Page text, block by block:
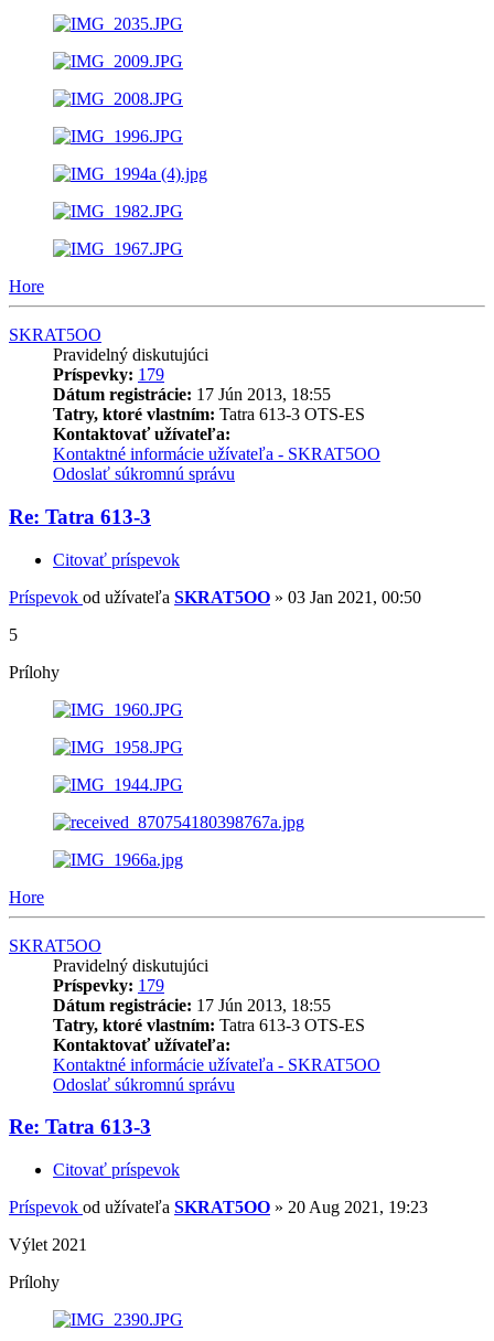
Hore
SKRAT5OO
Pravidelný diskutujúci
Príspevky: 179
Dátum registrácie: 17 Jún 2013, 18:55
Tatry, ktoré vlastním: Tatra 613-3 OTS-ES
Kontaktovať užívateľa:
Kontaktné informácie užívateľa - SKRAT5OO
Odoslať súkromnú správu
Re: Tatra 613-3
Citovať príspevok
Príspevok od užívateľa SKRAT5OO » 03 Jan 2021, 00:50
5
Prílohy
Hore
SKRAT5OO
Pravidelný diskutujúci
Príspevky: 179
Dátum registrácie: 17 Jún 2013, 18:55
Tatry, ktoré vlastním: Tatra 613-3 OTS-ES
Kontaktovať užívateľa:
Kontaktné informácie užívateľa - SKRAT5OO
Odoslať súkromnú správu
Re: Tatra 613-3
Citovať príspevok
Príspevok od užívateľa SKRAT5OO » 20 Aug 2021, 19:23
Výlet 2021
Prílohy